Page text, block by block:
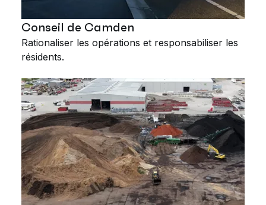
Conseil de Camden
Rationaliser les opérations et responsabiliser les
résidents.